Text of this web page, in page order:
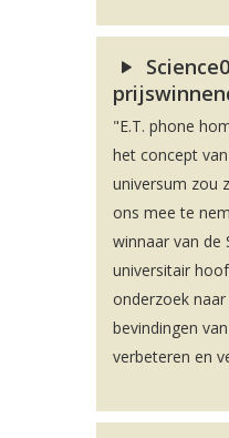
"E.T. phone
het concept
universum zou
ons mee te
winnaar van de
universitair
onderzoek
bevindingen
verbeteren en